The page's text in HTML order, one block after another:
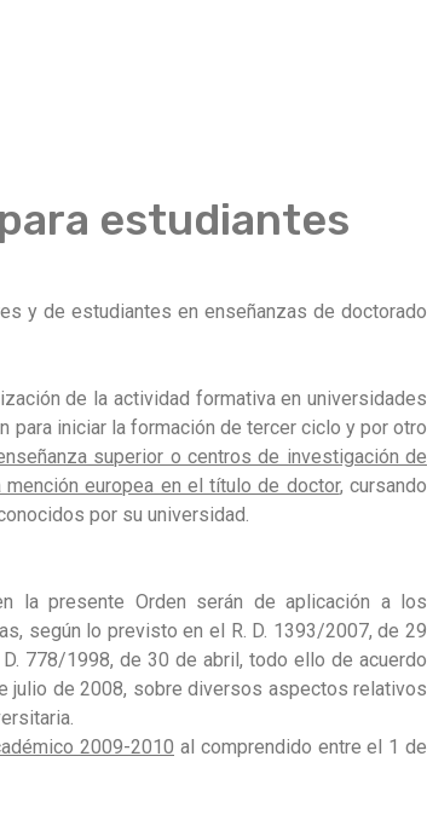
estudiantes
y de estudiantes en enseñanzas de doctorado
de la actividad formativa en universidades
iniciar la formación de tercer ciclo y por otro
superior o centros de investigación de
europea en el título de doctor, cursando
por su universidad.
la presente Orden serán de aplicación a los
según lo previsto en el R. D. 1393/2007, de 29
778/1998, de 30 de abril, todo ello de acuerdo
julio de 2008, sobre diversos aspectos relativos
2009-2010 al comprendido entre el 1 de